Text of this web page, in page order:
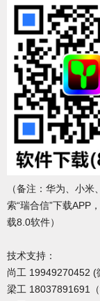
（备注：华为、小
索“瑞合信”下载APP
载8.0软件）
技术支持：
尚工 19949270452 (
梁工 18037891691（